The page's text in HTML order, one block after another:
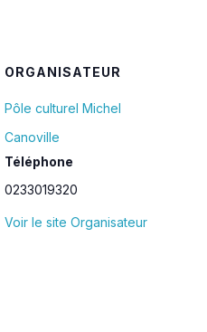
ORGANISATEUR
Pôle culturel Michel
Canoville
Téléphone
0233019320
Voir le site Organisateur